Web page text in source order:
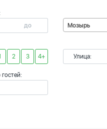
2 3 4+
гостей:
Мозырь
Улица: